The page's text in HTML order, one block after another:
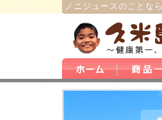
ノニジュース のことなら